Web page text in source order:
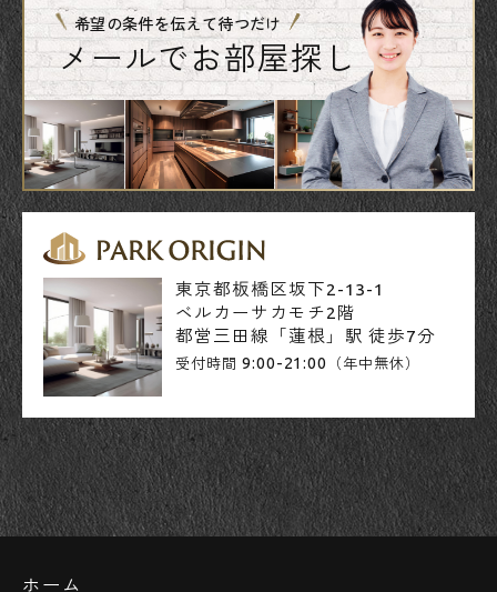
希望の条件を伝えて待つだけ
メールでお部屋探し
東京都板橋区坂下2-13-1
ベルカーサカモチ2階
都営三田線「蓮根」駅 徒歩7分
受付時間 9:00-21:00 （年中無休）
ホーム